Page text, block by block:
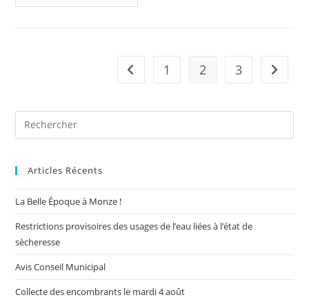
Des
Go to the previous page
1 2 3 Aller à
Articles Récents
La Belle Époque à Monze !
Restrictions provisoires des usages de l’eau liées à l’état de
sècheresse
Avis Conseil Municipal
Collecte des encombrants le mardi 4 août